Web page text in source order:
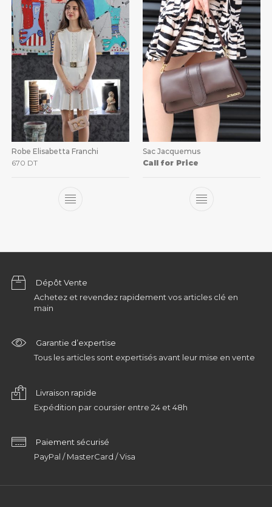
Robe Elisabetta Franchi
670 DT
Sac Jacquemus
Call for Price
Dépôt Vente
Achetez et revendez rapidement vos articles clé en
main
Garantie d’expertise
Tous les articles sont expertisés avant leur mise en vente
Livraison rapide
Expédition par coursier entre 24 et 48h
Paiement sécurisé
PayPal / MasterCard / Visa